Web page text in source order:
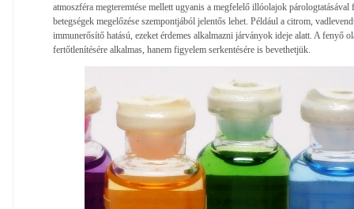
atmoszféra megteremtése mellett ugyanis a megfelelő illóolajok
betegségek megelőzése szempontjából jelentős lehet. Például a citrom,
immunerősítő hatású, ezeket érdemes alkalmazni járványok ideje alatt. A fenyő
fertőtlenítésére alkalmas, hanem figyelem serkentésére is bevethetjük.